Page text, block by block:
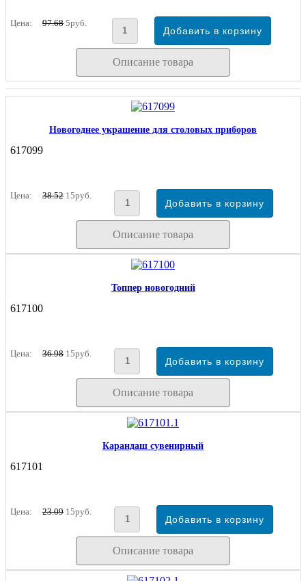
Цена: 97.68 5руб.
Описание товара
Новогоднее украшение для столовых приборов
617099
Цена: 38.52 15руб.
Описание товара
Топпер новогодний
617100
Цена: 36.98 15руб.
Описание товара
Карандаш сувенирный
617101
Цена: 23.09 15руб.
Описание товара